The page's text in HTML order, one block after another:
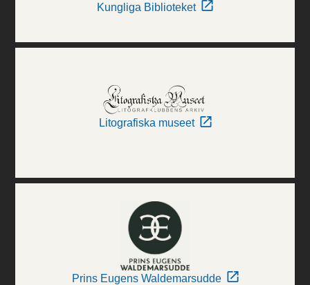
Kungliga Biblioteket
Litografiska museet
Prins Eugens Waldemarsudde